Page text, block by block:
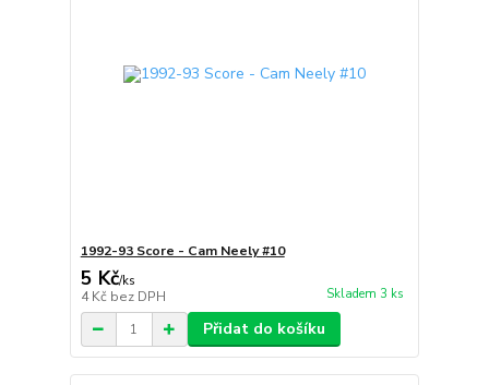
1992-93 Score - Cam Neely #10
5 Kč/ks
4 Kč bez DPH Skladem 3 ks
Přidat do košíku